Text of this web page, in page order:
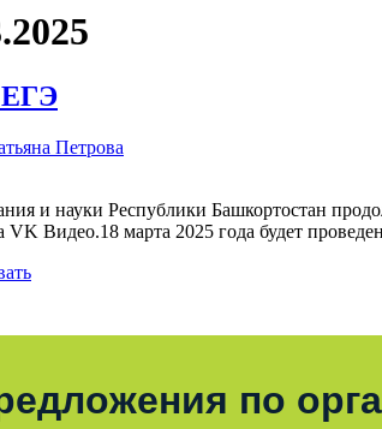
ЕГЭ
Петрова
и науки Республики Башкортостан
Видео.18 марта 2025 года будет
по